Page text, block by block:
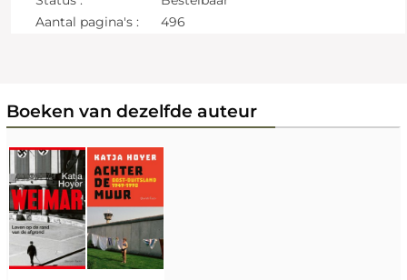
Aantal pagina's :
496
Boeken van dezelfde auteur